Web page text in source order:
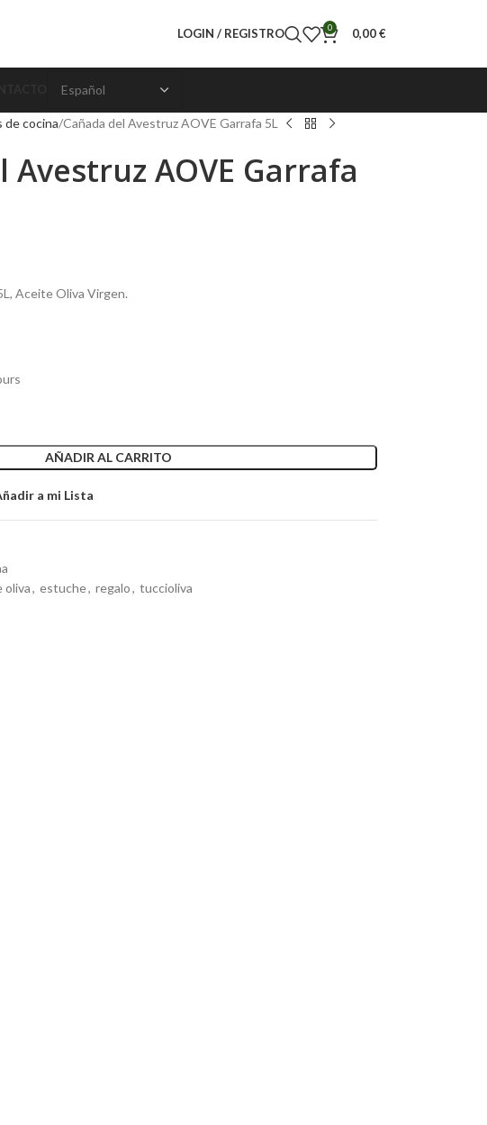
LOGIN / REGISTRO 0 0,00€
de cocina Cañada del Avestruz AOVE Garrafa 5L
Avestruz AOVE Garrafa
Aceite Oliva Virgen.
AÑADIR AL CARRITO
a mi Lista
oliva, estuche, regalo, tuccioliva